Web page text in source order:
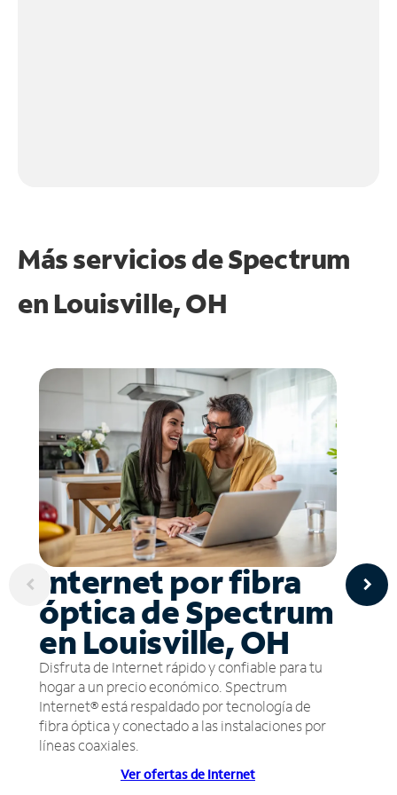
Más servicios de Spectrum
en Louisville, OH
Internet por fibra
óptica de Spectrum
en Louisville, OH
Disfruta de Internet rápido y confiable para tu
hogar a un precio económico. Spectrum
Internet® está respaldado por tecnología de
fibra óptica y conectado a las instalaciones por
líneas coaxiales.
Ver ofertas de Internet